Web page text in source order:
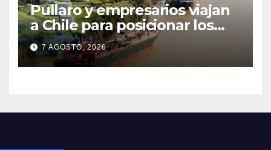
Pullaro y empresarios viajan
a Chile para posicionar los
puertos del sur de Santa Fe
como salida para las
exportaciones mineras
7 AGOSTO, 2026